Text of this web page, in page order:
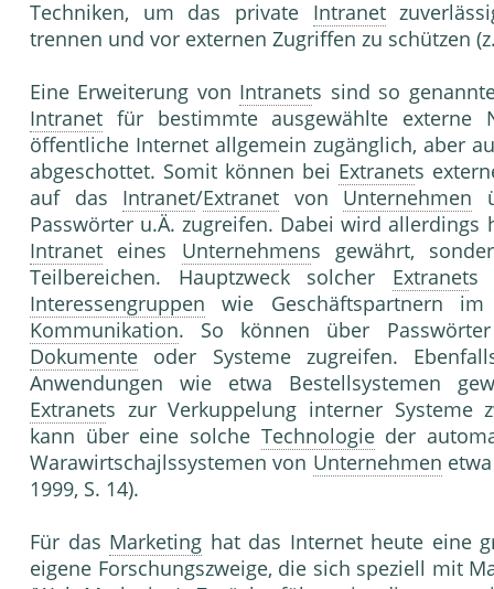
Techniken, um das private Intranet
trennen und vor externen Zugriffen zu schützen
Eine Erweiterung von Intranets sind so
Intranet für bestimmte ausgewählte
öffentliche Internet allgemein zugänglich, aber
abgeschottet. Somit können bei Extranets
auf das Intranet/Extranet von Unternehmen
Passwörter u.Ä. zugreifen. Dabei wird
Intranet eines Unternehmens gewährt,
Teilbereichen. Hauptzweck solcher Extranets
Interessengruppen wie Geschäftspartnern im
Kommunikation. So können über
Dokumente oder Systeme zugreifen.
Anwendungen wie etwa Bestellsystemen
Extranets zur Verkuppelung interner Systeme
kann über eine solche Technologieder
Warawirtschajlssystemen von Unternehmen
1999, S. 14).
Für das Marketing hat das Internet heute eine
eigene Forschungszweige, die sich speziell mit